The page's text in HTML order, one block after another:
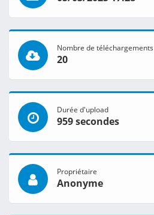
Nombre de téléchargements
20
Durée d'upload
959 secondes
Propriétaire
Anonyme